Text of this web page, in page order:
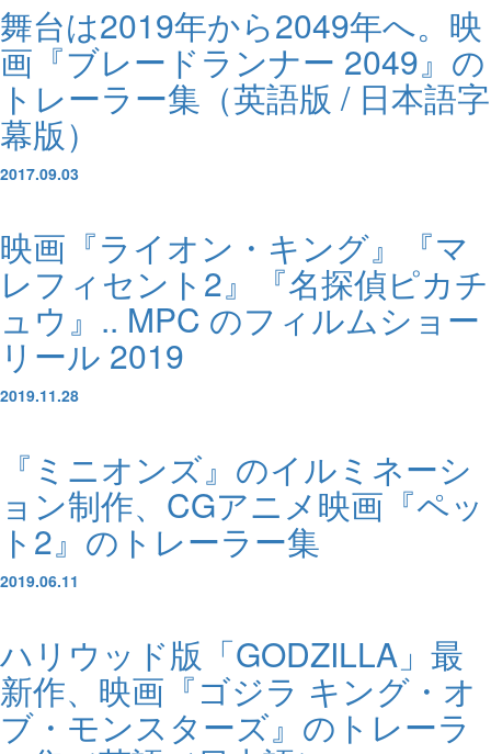
舞台は2019年から2049年へ。映
画『ブレードランナー 2049』の
トレーラー集（英語版 / 日本語字
幕版）
2017.09.03
映画『ライオン・キング』『マ
レフィセント2』『名探偵ピカチ
ュウ』.. MPC のフィルムショー
リール 2019
2019.11.28
『ミニオンズ』のイルミネーシ
ョン制作、CGアニメ映画『ペッ
ト2』のトレーラー集
2019.06.11
ハリウッド版「GODZILLA」最
新作、映画『ゴジラ キング・オ
ブ・モンスターズ』のトレーラ